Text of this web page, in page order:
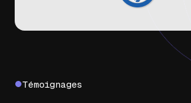
Témoignages